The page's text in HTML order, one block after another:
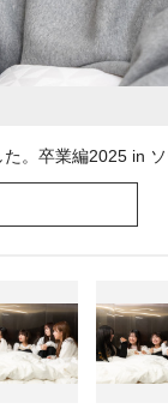
た。卒業編2025 in